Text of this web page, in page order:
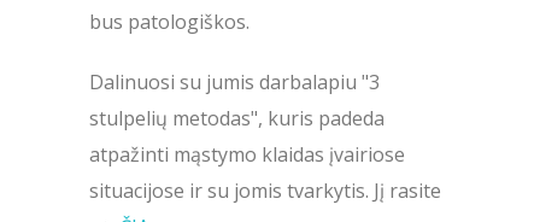
bus patologiškos.
Dalinuosi su jumis darbalapiu "3
stulpelių metodas", kuris padeda
atpažinti mąstymo klaidas įvairiose
situacijose ir su jomis tvarkytis. Jį rasite